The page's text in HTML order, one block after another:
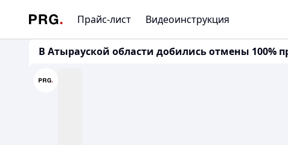
Прайс-лист Видеоинструкция
В Атырауской области добились отмены 100%